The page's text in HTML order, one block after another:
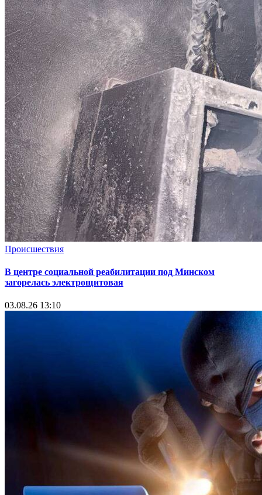
Происшествия
В центре социальной реабилитации под Минском
загорелась электрощитовая
03.08.26 13:10